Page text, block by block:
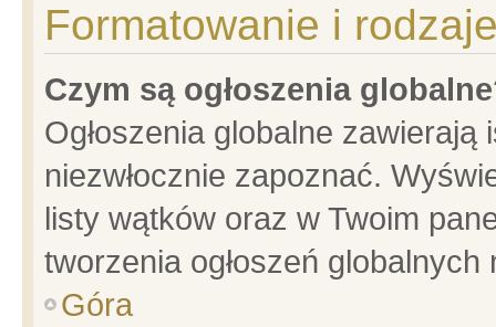
Formatowanie i
Czym są ogłoszenia
Ogłoszenia globalne
niezwłocznie zapoznać.
listy wątków oraz w Twoim
tworzenia ogłoszeń
Góra